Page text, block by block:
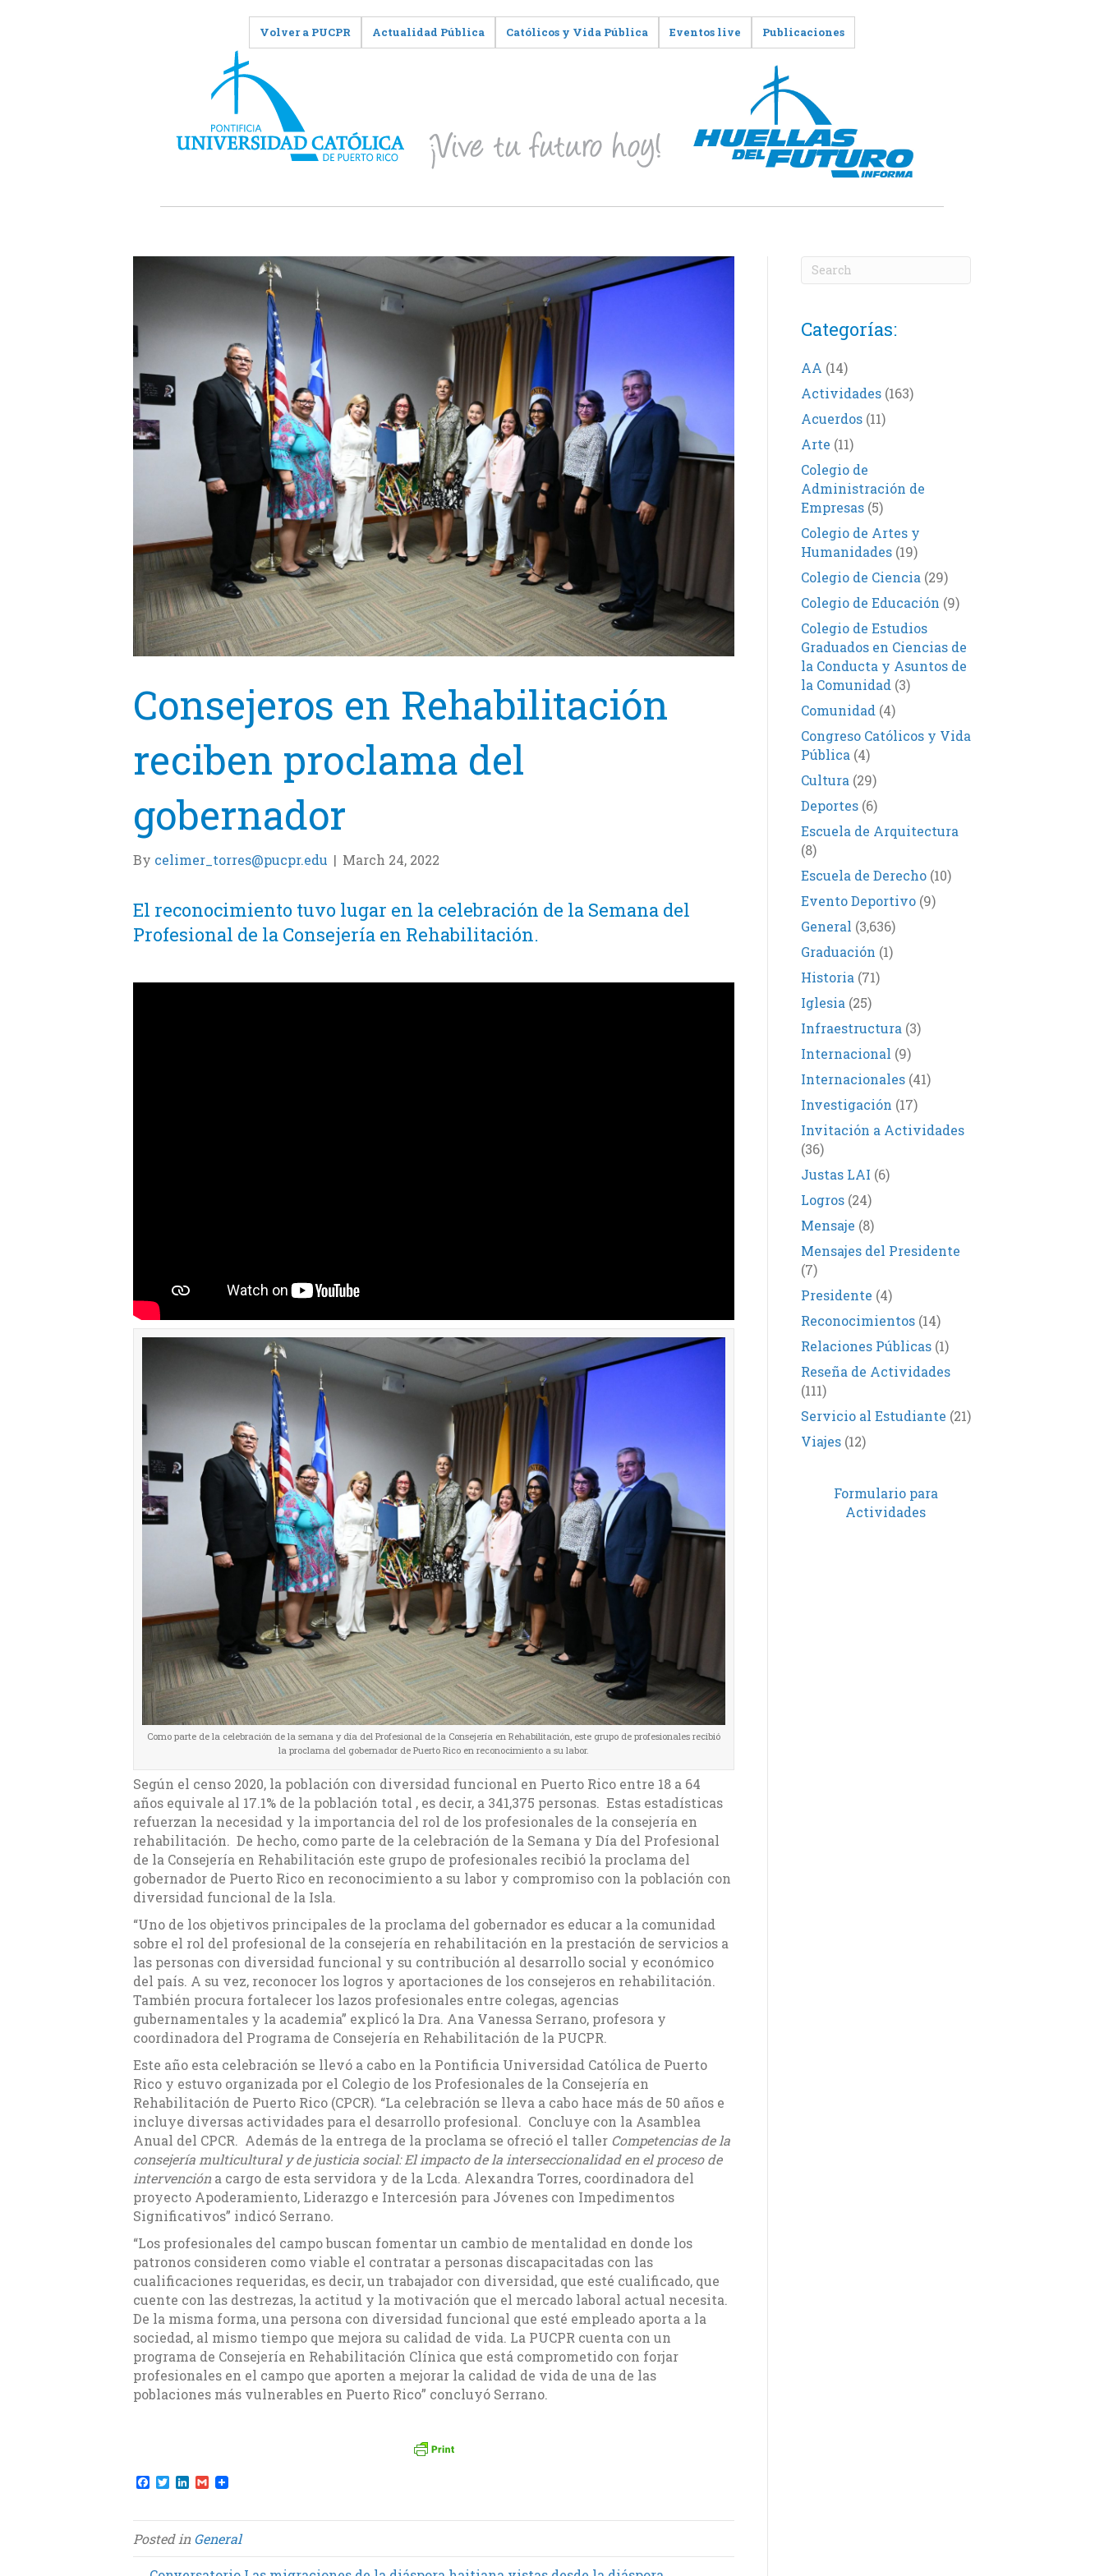
Volver a PUCPR Actualidad Pública Católicos y Vida Pública Eventos live Publicaciones
Consejeros en Rehabilitación
reciben proclama del
gobernador
By celimer_torres@pucpr.edu | March 24, 2022
El reconocimiento tuvo lugar en la celebración de la Semana del
Profesional de la Consejería en Rehabilitación.
Como parte de la celebración de la semana y día del Profesional de la Consejería en Rehabilitación, este grupo de profesionales recibió
la proclama del gobernador de Puerto Rico en reconocimiento a su labor.
Según el censo 2020, la población con diversidad funcional en Puerto Rico entre 18 a 64
años equivale al 17.1% de la población total , es decir, a 341,375 personas. Estas estadísticas
refuerzan la necesidad y la importancia del rol de los profesionales de la consejería en
rehabilitación. De hecho, como parte de la celebración de la Semana y Día del Profesional
de la Consejería en Rehabilitación este grupo de profesionales recibió la proclama del
gobernador de Puerto Rico en reconocimiento a su labor y compromiso con la población con
diversidad funcional de la Isla.
“Uno de los objetivos principales de la proclama del gobernador es educar a la comunidad
sobre el rol del profesional de la consejería en rehabilitación en la prestación de servicios a
las personas con diversidad funcional y su contribución al desarrollo social y económico
del país. A su vez, reconocer los logros y aportaciones de los consejeros en rehabilitación.
También procura fortalecer los lazos profesionales entre colegas, agencias
gubernamentales y la academia” explicó la Dra. Ana Vanessa Serrano, profesora y
coordinadora del Programa de Consejería en Rehabilitación de la PUCPR.
Este año esta celebración se llevó a cabo en la Pontificia Universidad Católica de Puerto
Rico y estuvo organizada por el Colegio de los Profesionales de la Consejería en
Rehabilitación de Puerto Rico (CPCR). “La celebración se lleva a cabo hace más de 50 años e
incluye diversas actividades para el desarrollo profesional. Concluye con la Asamblea
Anual del CPCR. Además de la entrega de la proclama se ofreció el taller Competencias de la
consejería multicultural y de justicia social: El impacto de la interseccionalidad en el proceso de
intervencióna cargo de esta servidora y de la Lcda. Alexandra Torres, coordinadora del
proyecto Apoderamiento, Liderazgo e Intercesión para Jóvenes con Impedimentos
Significativos” indicó Serrano.
“Los profesionales del campo buscan fomentar un cambio de mentalidad en donde los
patronos consideren como viable el contratar a personas discapacitadas con las
cualificaciones requeridas, es decir, un trabajador con diversidad, que esté cualificado, que
cuente con las destrezas, la actitud y la motivación que el mercado laboral actual necesita.
De la misma forma, una persona con diversidad funcional que esté empleado aporta a la
sociedad, al mismo tiempo que mejora su calidad de vida. La PUCPR cuenta con un
programa de Consejería en Rehabilitación Clínica que está comprometido con forjar
profesionales en el campo que aporten a mejorar la calidad de vida de una de las
poblaciones más vulnerables en Puerto Rico” concluyó Serrano.
F
e
b
o
o
T
t
t
e
r
L
k
e
d
I
G
i
l
Posted inGeneral
Categorías:
AA (14)
Actividades(163)
Acuerdos(11)
Arte (11)
Colegio de
Administración de
Empresas(5)
Colegio de Artes y
Humanidades(19)
Colegio de Ciencia (29)
Colegio de Educación (9)
Colegio de Estudios
Graduados en Ciencias de
la Conducta y Asuntos de
la Comunidad (3)
Comunidad (4)
Congreso Católicos y Vida
Pública (4)
Cultura (29)
Deportes(6)
Escuela de Arquitectura
(8)
Escuela de Derecho(10)
Evento Deportivo(9)
General (3,636)
Graduación (1)
Historia (71)
Iglesia (25)
Infraestructura (3)
Internacional (9)
Internacionales(41)
Investigación (17)
Invitación a Actividades
(36)
Justas LAI (6)
Logros(24)
Mensaje (8)
Mensajes del Presidente
(7)
Presidente (4)
Reconocimientos(14)
Relaciones Públicas(1)
Reseña de Actividades
(111)
Servicio al Estudiante (21)
Viajes(12)
Formulario para
Actividades